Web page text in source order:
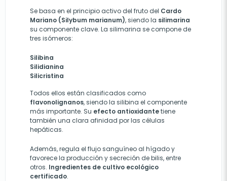
Se basa en el principio activo del fruto del Cardo
Mariano (Silybum marianum), siendo la silimarina
su componente clave. La silimarina se compone de
tres isómeros:
Silibina
Silidianina
Silicristina
Todos ellos están clasificados como
flavonolignanos, siendo la silibina el componente
más importante. Su efecto antioxidantetiene
también una clara afinidad por las células
hepáticas.
Además, regula el flujo sanguíneo al hígado y
favorece la producción y secreción de bilis, entre
otros. Ingredientes de cultivo ecológico
certificado.